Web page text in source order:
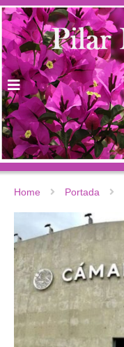
Home Portada